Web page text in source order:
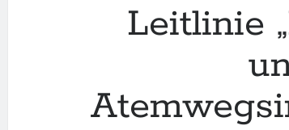
Leitlinie